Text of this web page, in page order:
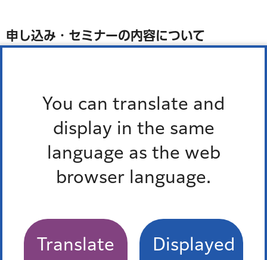
You can translate and
display in the same
language as the web
browser language.
Translate
Displayed
申し込み・セミナーの内容について
運営について
子ども家庭支援センター子ども家庭サービス係
電話：03-5962-7201
「港区のいまを知る 広報